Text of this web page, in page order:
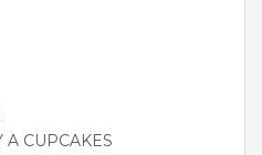
A CUPCAKES